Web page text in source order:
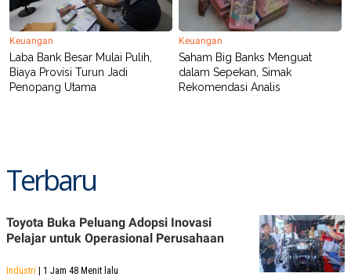
SITEMAPPROFILETERM
OF
USE
PEDOMAN
PEMBERITAAN
SIBER
PRIVACY
Keuangan
Laba Bank Besar Mulai Pulih,
Biaya Provisi Turun Jadi
Penopang Utama
Keuangan
Saham Big Banks Menguat
dalam Sepekan, Simak
Rekomendasi Analis
Terbaru
Toyota Buka Peluang Adopsi Inovasi
Pelajar untuk Operasional Perusahaan
Industri | 1 Jam 48 Menit lalu